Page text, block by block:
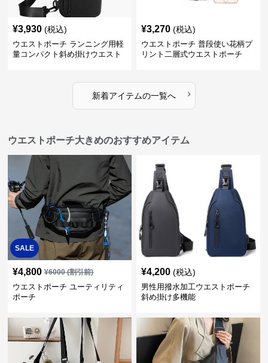
¥3,930 (税込)
ウエストポーチ ランニング用軽
量コンパクト斜め掛けウエスト
¥3,270 (税込)
ウエストポーチ 普段使い花柄プ
リント二層式ウエストポーチ
新着アイテムの一覧へ ›
ウエストポーチ大きめのおすすめアイテム
SALE
¥4,800 ¥6000(割引前)
ウエストポーチ ユーティリティ
ポーチ
¥4,200 (税込)
男性用撥水加工ウエストポーチ
斜め掛け多機能